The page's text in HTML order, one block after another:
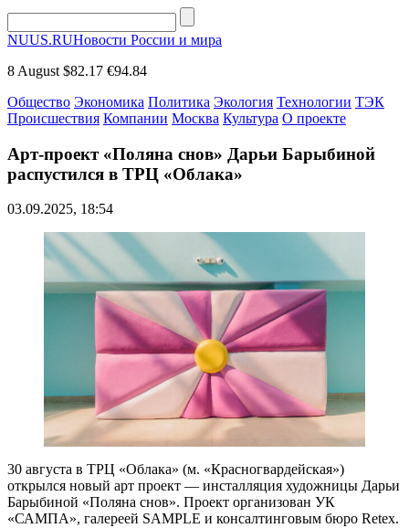
NUUS.RUНовости России и мира
8 August $82.17 €94.84
Общество Экономика Политика Экология Технологии ТЭК
Происшествия Компании Москва Культура О проекте
Арт-проект «Поляна снов» Дарьи Барыбиной
распустился в ТРЦ «Облака»
03.09.2025, 18:54
30 августа в ТРЦ «Облака» (м. «Красногвардейская»)
открылся новый арт проект — инсталляция художницы Дарьи
Барыбиной «Поляна снов». Проект организован УК
«САМПА», галереей SAMPLE и консалтинговым бюро Retex.